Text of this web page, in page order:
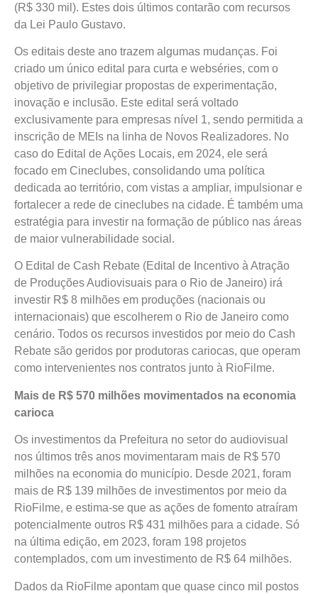
(R$ 330 mil). Estes dois últimos contarão com recursos
da Lei Paulo Gustavo.
Os editais deste ano trazem algumas mudanças. Foi
criado um único edital para curta e webséries, com o
objetivo de privilegiar propostas de experimentação,
inovação e inclusão. Este edital será voltado
exclusivamente para empresas nível 1, sendo permitida a
inscrição de MEIs na linha de Novos Realizadores. No
caso do Edital de Ações Locais, em 2024, ele será
focado em Cineclubes, consolidando uma política
dedicada ao território, com vistas a ampliar, impulsionar e
fortalecer a rede de cineclubes na cidade. É também uma
estratégia para investir na formação de público nas áreas
de maior vulnerabilidade social.
O Edital de Cash Rebate (Edital de Incentivo à Atração
de Produções Audiovisuais para o Rio de Janeiro) irá
investir R$ 8 milhões em produções (nacionais ou
internacionais) que escolherem o Rio de Janeiro como
cenário. Todos os recursos investidos por meio do Cash
Rebate são geridos por produtoras cariocas, que operam
como intervenientes nos contratos junto à RioFilme.
Mais de R$ 570 milhões movimentados na economia
carioca
Os investimentos da Prefeitura no setor do audiovisual
nos últimos três anos movimentaram mais de R$ 570
milhões na economia do município. Desde 2021, foram
mais de R$ 139 milhões de investimentos por meio da
RioFilme, e estima-se que as ações de fomento atraíram
potencialmente outros R$ 431 milhões para a cidade. Só
na última edição, em 2023, foram 198 projetos
contemplados, com um investimento de R$ 64 milhões.
Dados da RioFilme apontam que quase cinco mil postos